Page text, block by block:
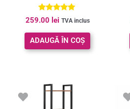
Vintage Maro/Negru
Evaluat la
5.00
din 5
259.00 lei TVA inclus
ADAUGĂ ÎN COȘ